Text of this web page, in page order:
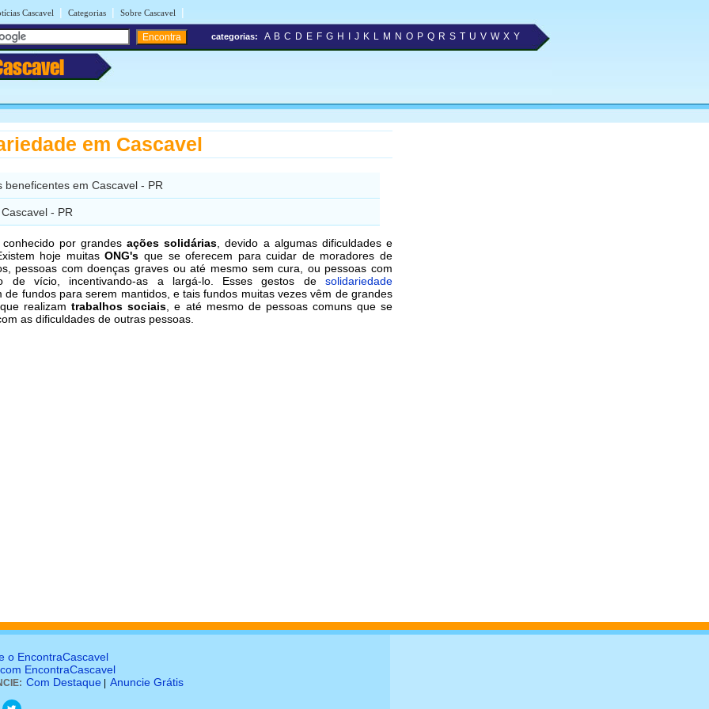
Cascavel | Categorias | Sobre Cascavel |
categorias: A B C D E F G H J K L M N O P Q R S T U V W X Y
em Cascavel
beneficentes em Cascavel - PR
- PR
por grandes ações solidárias , devido a algumas dificuldades e
hoje muitasONG's que se oferecem para cuidar de moradores de
pessoas com doenças graves ou até mesmo sem cura, ou pessoas com
de vício, incentivando-as a largá-lo. Esses gestos de solidariedade
de fundos para serem mantidos, e tais fundos muitas vezes vêm de grandes
realizamtrabalhos sociais , e até mesmo de pessoas comuns que se
as dificuldades de outras pessoas.
o EncontraCascavel
EncontraCascavel
Com Destaque Anuncie Grátis